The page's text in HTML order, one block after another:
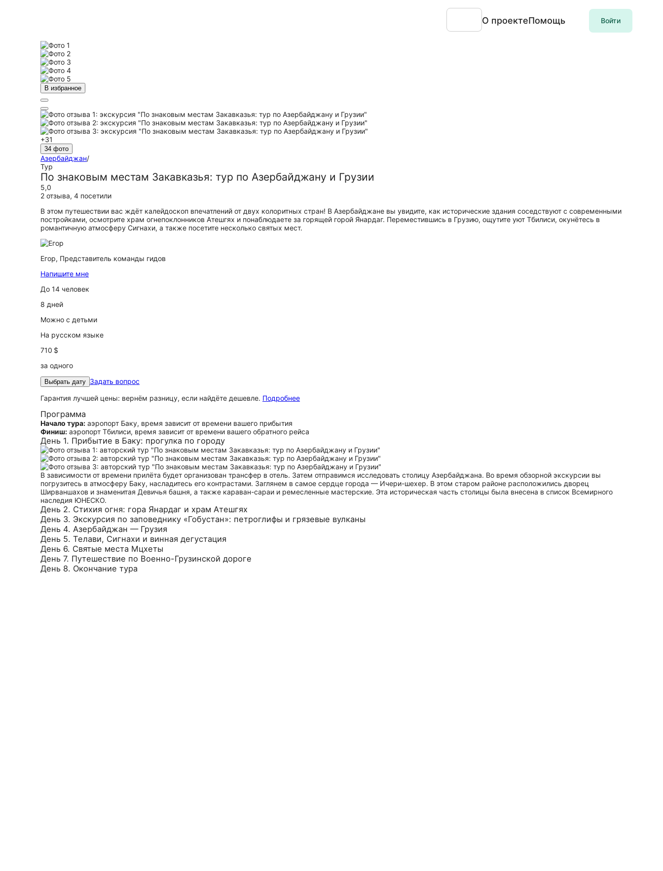
О проектеПомощь Войти
В избранное
+31
34 фото
Азербайджан/
Тур
По знаковым местам Закавказья: тур по Азербайджану и Грузии
5,0
2 отзыва, 4 посетили
В этом путешествии вас ждёт калейдоскоп впечатлений от двух колоритных стран! В Азербайджане вы увидите, как исторические здания соседствуют с современными
постройками, осмотрите храм огнепоклонников Атешгях и понаблюдаете за горящей горой Янардаг. Переместившись в Грузию, ощутите уют Тбилиси, окунётесь в
романтичную атмосферу Сигнахи, а также посетите несколько святых мест.
Егор, Представитель команды гидов
Напишите мне
До 14 человек
8 дней
Можно с детьми
На русском языке
710 $
за одного
Выбрать дату Задать вопрос
Гарантия лучшей цены: вернём разницу, если найдёте дешевле. Подробнее
Программа
Начало тура: аэропорт Баку, время зависит от времени вашего прибытия
Финиш: аэропорт Тбилиси, время зависит от времени вашего обратного рейса
День 1. Прибытие в Баку: прогулка по городу
В зависимости от времени прилёта будет организован трансфер в отель. Затем отправимся исследовать столицу Азербайджана. Во время обзорной экскурсии вы
погрузитесь в атмосферу Баку, насладитесь его контрастами. Заглянем в самое сердце города — Ичери-шехер. В этом старом районе расположились дворец
Ширваншахов и знаменитая Девичья башня, а также караван-сараи и ремесленные мастерские. Эта историческая часть столицы была внесена в список Всемирного
наследия ЮНЕСКО.
День 2. Стихия огня: гора Янардаг и храм Атешгях
День 3. Экскурсия по заповеднику «Гобустан»: петроглифы и грязевые вулканы
День 4. Азербайджан — Грузия
День 5. Телави, Сигнахи и винная дегустация
День 6. Святые места Мцхеты
День 7. Путешествие по Военно-Грузинской дороге
День 8. Окончание тура